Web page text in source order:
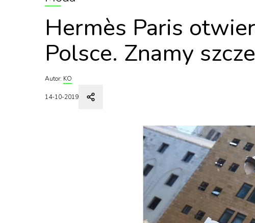
Hermès Paris
Polsce. Znamy
Autor: KO
14-10-2019